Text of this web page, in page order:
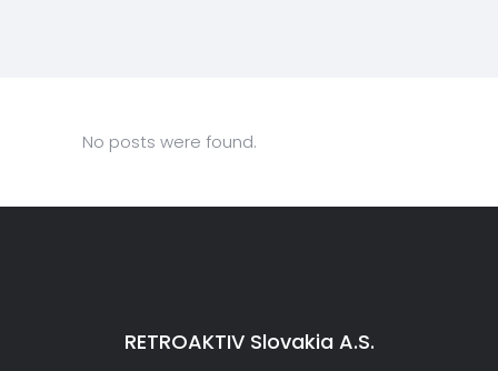
No posts were found.
RETROAKTIV Slovakia A.s.